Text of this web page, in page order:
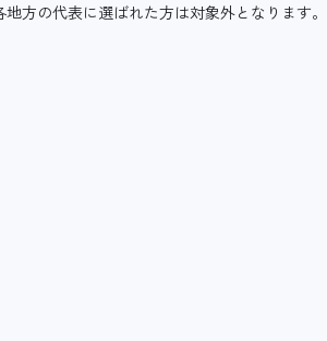
方の代表に選ばれた方は対象外となります。